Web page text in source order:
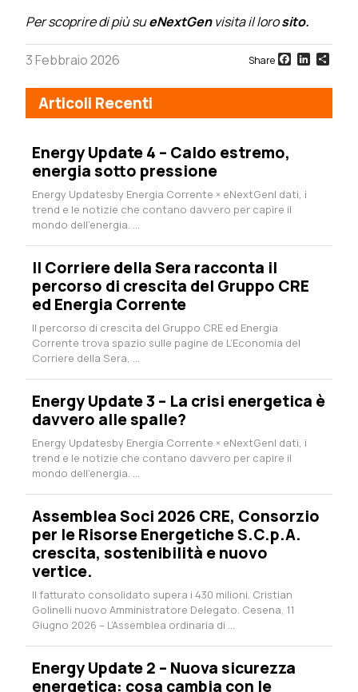
Per scoprire di più sueNextGenvisita il lorosito.
3 Febbraio 2026 Share Facebook
Articoli Recenti
Energy Update 4 – Caldo estremo,
energia sotto pressione
Energy Updatesby Energia Corrente × eNextGenI dati, i
trend e le notizie che contano davvero per capire il
mondo dell’energia. ...
Il Corriere della Sera racconta il
percorso di crescita del Gruppo CRE
ed Energia Corrente
Il percorso di crescita del Gruppo CRE ed Energia
Corrente trova spazio sulle pagine de L’Economia del
Corriere della Sera, ...
Energy Update 3 – La crisi energetica è
davvero alle spalle?
Energy Updatesby Energia Corrente × eNextGenI dati, i
trend e le notizie che contano davvero per capire il
mondo dell’energia. ...
Assemblea Soci 2026 CRE, Consorzio
per le Risorse Energetiche S.C.p.A.
crescita, sostenibilità e nuovo
vertice.
Il fatturato consolidato supera i 430 milioni. Cristian
Golinelli nuovo Amministratore Delegato. Cesena, 11
Giugno 2026 – L’Assemblea ordinaria di ...
Energy Update 2 – Nuova sicurezza
energetica: cosa cambia con le